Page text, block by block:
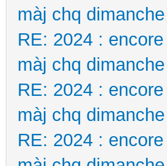
màj chq dimanche
RE: 2024 :
màj chq dimanche
RE: 2024 :
màj chq dimanche
RE: 2024 :